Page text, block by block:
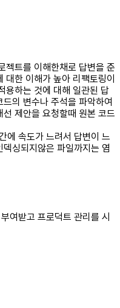
젝트를 이해한채로 답변을 준
한 이해가 높아 리팩토링이
용하는 것에 대해 일관된 답
의 변수나 주석을 파악하여
제안을 요청할때 원본 코드
에 속도가 느려서 답변이 느
싱되지않은 파일까지는 염
여받고 프로덕트 관리를 시